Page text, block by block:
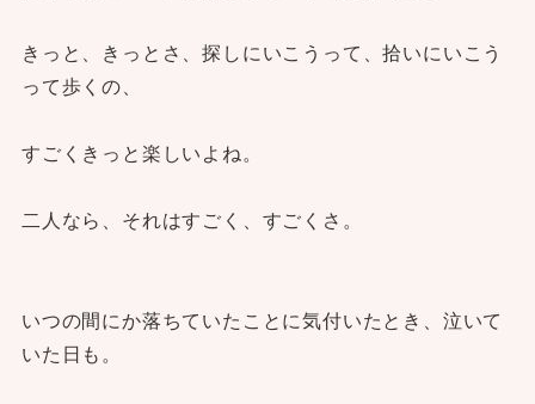
きっと、きっとさ、探しにいこうって、拾いにいこう
って歩くの、
すごくきっと楽しいよね。
二人なら、それはすごく、すごくさ。
いつの間にか落ちていたことに気付いたとき、泣いて
いた日も。